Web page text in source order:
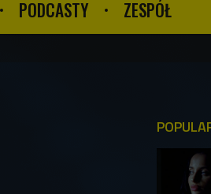

PODCASTY ZESPÓŁ